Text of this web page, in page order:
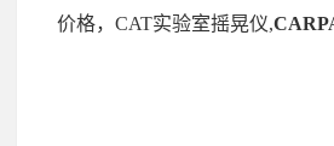
价格，CAT实验室摇晃仪,